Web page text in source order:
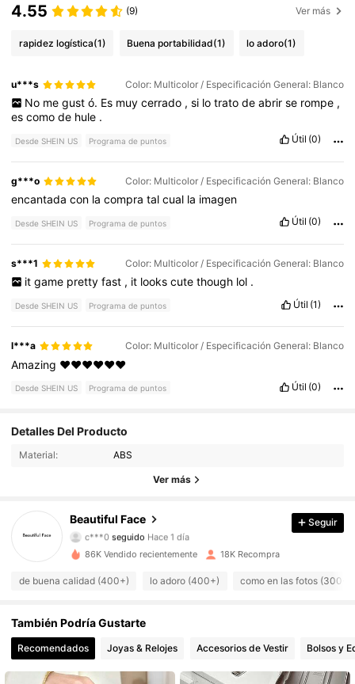
4.55 (9) Ver más
rapidez logística(1) Buena portabilidad(1) lo adoro(1)
u***s Color: Multicolor / Especificación General: Blanco
No me gust ó. Es muy cerrado , si lo trato de abrir se rompe ,
escomode hule .
Desde SHEIN US Programa de puntos Útil (0)
g***o Color: Multicolor / Especificación General: Blanco
encantadacon lacompratalcual la imagen
Desde SHEIN US Programa de puntos Útil (0)
s***1 Color: Multicolor / Especificación General: Blanco
it game pretty fast , it looks cute though lol .
Desde SHEIN US Programa de puntos Útil (1)
l***a Color: Multicolor / Especificación General: Blanco
Amazing ❤️❤️❤️❤️❤️❤️
Desde SHEIN US Programa de puntos Útil (0)
Detalles Del Producto
Material: ABS
Ver más
Beautiful Face
4.82 5K Seguidores
Hace 1 día
4.82 5K Seguidores
4.82 5K Seguidores
4.82
4.82 5K Seguidores
Seguir
86K Vendido recientemente 18K Recompra
de buena calidad (400+) lo adoro (400+) como en las fotos (300+)
También Podría Gustarte
Recomendados Joyas & Relojes Accesorios de Vestir Bolsos y